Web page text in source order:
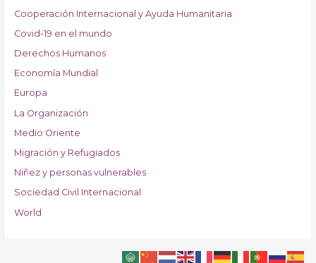
Cooperación Internacional y Ayuda Humanitaria
Covid-19 en el mundo
Derechos Humanos
Economía Mundial
Europa
La Organización
Medio Oriente
Migración y Refugiados
Niñez y personas vulnerables
Sociedad Civil Internacional
World